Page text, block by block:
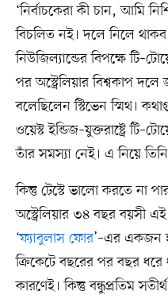
‘নির্বাচকেরা কী চান, আমি
বিচলিত নই। দলে নিলে
নিউজিল্যান্ডের বিপক্ষে
পর অস্ট্রেলিয়ার বিশ্বকাপ দলে
বলেছিলেন স্টিভেন স্মিথ।
ওয়েস্ট ইন্ডিজ–যুক্তরাষ্ট্রে
তাঁর সমস্যা নেই। এ নিয়ে
কিন্তু টেস্টে ভালো করতে না
অস্ট্রেলিয়ার ৩৪ বছর বয়সী এই
‘ফ্যাবুলাস ফোর’–এর একজন
ক্রিকেটে বছরের পর বছর ধরে
কারণেই। কিন্তু বন্ধুপ্রতিম